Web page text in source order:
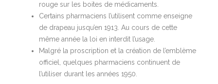
rouge sur les boites de médicaments.
Certains pharmaciens l’utilisent comme enseigne
de drapeau jusqu’en 1913. Au cours de cette
même année la loi en interdit l’usage.
Malgré la proscription et la création de l’emblème
officiel, quelques pharmaciens continuent de
l’utiliser durant les années 1950.